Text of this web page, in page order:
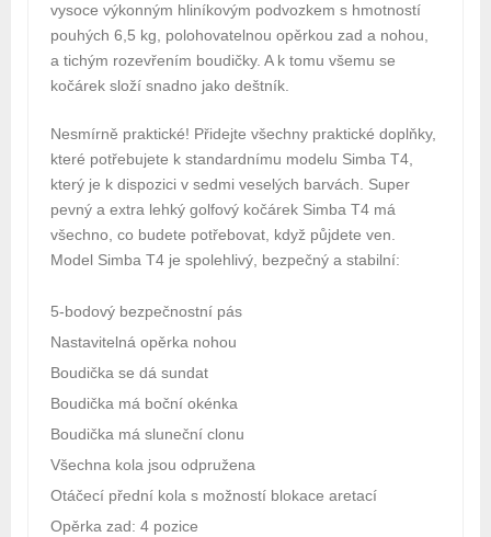
vysoce výkonným hliníkovým podvozkem s hmotností
pouhých 6,5 kg, polohovatelnou opěrkou zad a nohou,
a tichým rozevřením boudičky. A k tomu všemu se
kočárek složí snadno jako deštník.
Nesmírně praktické! Přidejte všechny praktické doplňky,
které potřebujete k standardnímu modelu Simba T4,
který je k dispozici v sedmi veselých barvách. Super
pevný a extra lehký golfový kočárek Simba T4 má
všechno, co budete potřebovat, když půjdete ven.
Model Simba T4 je spolehlivý, bezpečný a stabilní:
5-bodový bezpečnostní pás
Nastavitelná opěrka nohou
Boudička se dá sundat
Boudička má boční okénka
Boudička má sluneční clonu
Všechna kola jsou odpružena
Otáčecí přední kola s možností blokace aretací
Opěrka zad: 4 pozice